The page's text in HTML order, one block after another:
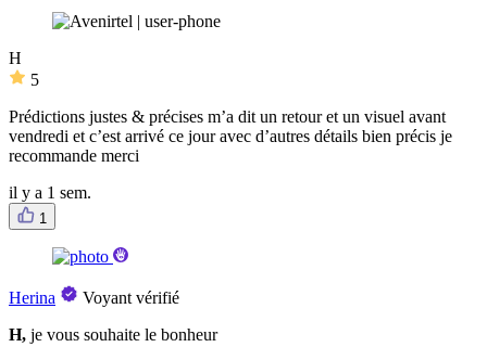
H
5
Prédictions justes & précises m’a dit un retour et un visuel avant
vendredi et c’est arrivé ce jour avec d’autres détails bien précis je
recommande merci
il y a 1 sem.
1
Herina
Voyant vérifié
H, je vous souhaite le bonheur